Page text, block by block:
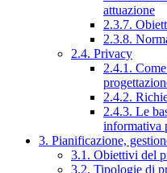
attuazione
2.3.7.
2.3.8.
2.4. Privacy
2.4.1.
2.4.2.
2.4.3. Le
informativa
3. Pianificazione,
3.1. Obiettivi del
3.2. Tipologie di